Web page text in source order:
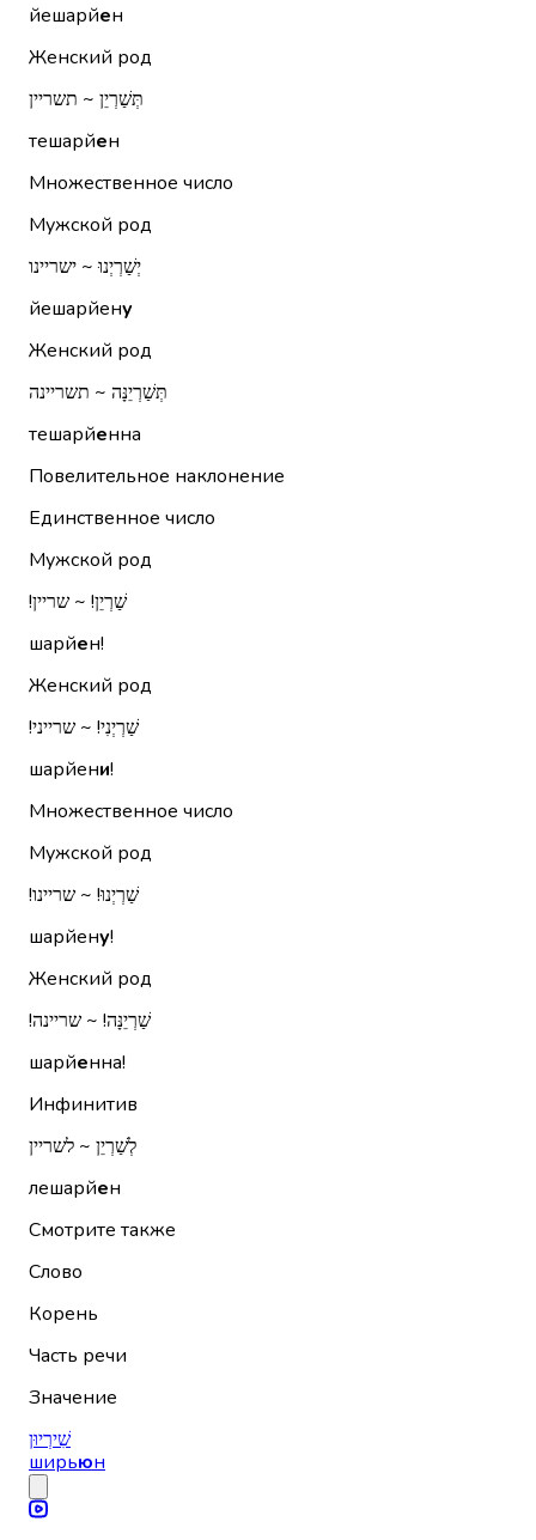
йешарйен
Женский род
תְּשַׁרְיֵן ~ תשריין
тешарйен
Множественное число
Мужской род
יְשַׁרְיְנוּ ~ ישריינו
йешарйену
Женский род
תְּשַׁרְיֵנָּה ~ תשריינה
тешарйенна
Повелительное наклонение
Единственное число
Мужской род
שַׁרְיֵן!‏ ~ שריין!‏
шарйен!
Женский род
שַׁרְיְנִי!‏ ~ שרייני!‏
шарйени!
Множественное число
Мужской род
שַׁרְיְנוּ!‏ ~ שריינו!‏
шарйену!
Женский род
שַׁרְיֵנָּה!‏ ~ שריינה!‏
шарйенна!
Инфинитив
לְשַׁרְיֵן ~ לשריין
лешарйен
Смотрите также
Слово
Корень
Часть речи
Значение
שִׁירְיוּן
ширьюн